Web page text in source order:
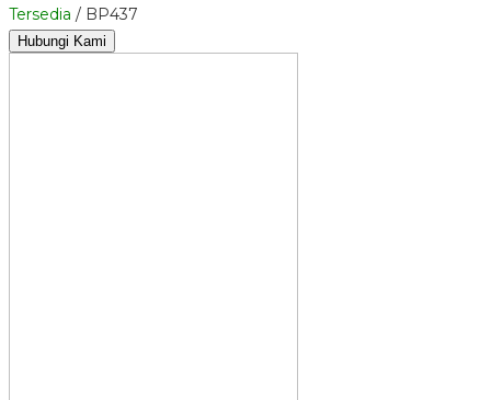
Tersedia / BP437
Hubungi Kami